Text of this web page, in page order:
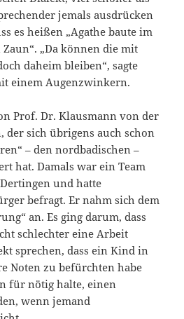
jemals ausdrücken
es heißen „Agathe baute im
„Da können die mit
daheim bleiben“, sagte
einem Augenzwinkern.
Prof. Dr. Klausmann von der
der sich übrigens auch schon
– den nordbadischen –
hat. Damals war ein Team
und hatte
befragt. Er nahm sich dem
an. Es ging darum, dass
schlechter eine Arbeit
sprechen, dass ein Kind in
Noten zu befürchten habe
für nötig halte, einen
wenn jemand